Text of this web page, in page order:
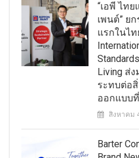
“เอพี ไท
เพนต์” ย
แรกในไ
Living ส่
ระทบต่อ
ออกแบบ
สิงหาคม
Barter